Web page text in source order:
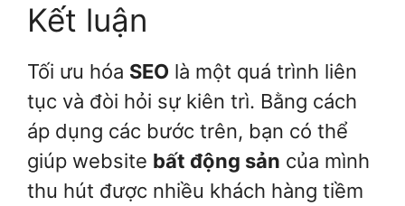
Kết luận
Tối ưu hóa SEO là một quá trình liên
tục và đòi hỏi sự kiên trì. Bằng cách
áp dụng các bước trên, bạn có thể
giúp website bất động sản của mình
thu hút được nhiều khách hàng tiềm